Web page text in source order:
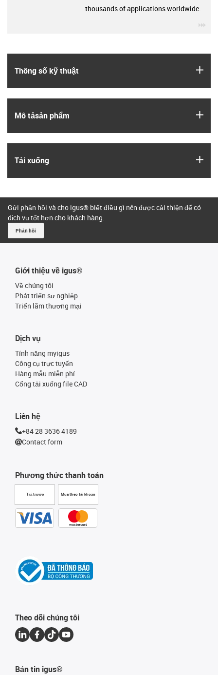
Thông số kỹ thuật
Mô tả­sản phẩm
Tải xuống
thousands of applications worldwide.
Gửi phản hồi và cho igus® biết điều gì nên được cải thiện để có
dịch vụ tốt hơn cho khách hàng.
Phản hồi
Giới thiệu về igus®
Về chúng tôi
Phát triển sự nghiệp
Triển lãm thương mại
Phương thức thanh toán
Trả trước Mua theo tài khoản
Dịch vụ
Tính năng myigus
Công cụ trực tuyến
Hàng mẫu miễn phí
Cổng tải xuống file CAD
Liên hệ
+84 28 3636 4189
Contact form
Theo dõi chúng tôi
Bản tin igus®